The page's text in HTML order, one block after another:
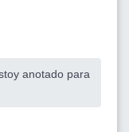
anotado para